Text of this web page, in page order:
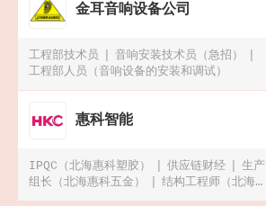
金耳音响设备公司
工程部技术员
音响安装技术员（急招）
工程部人员（音响设备的安装和调试）
惠科智能
IPQC（北海惠科塑胶） 供应链财经
生产
组长（北海惠科五金）
结构工程师（北海惠
科五金）